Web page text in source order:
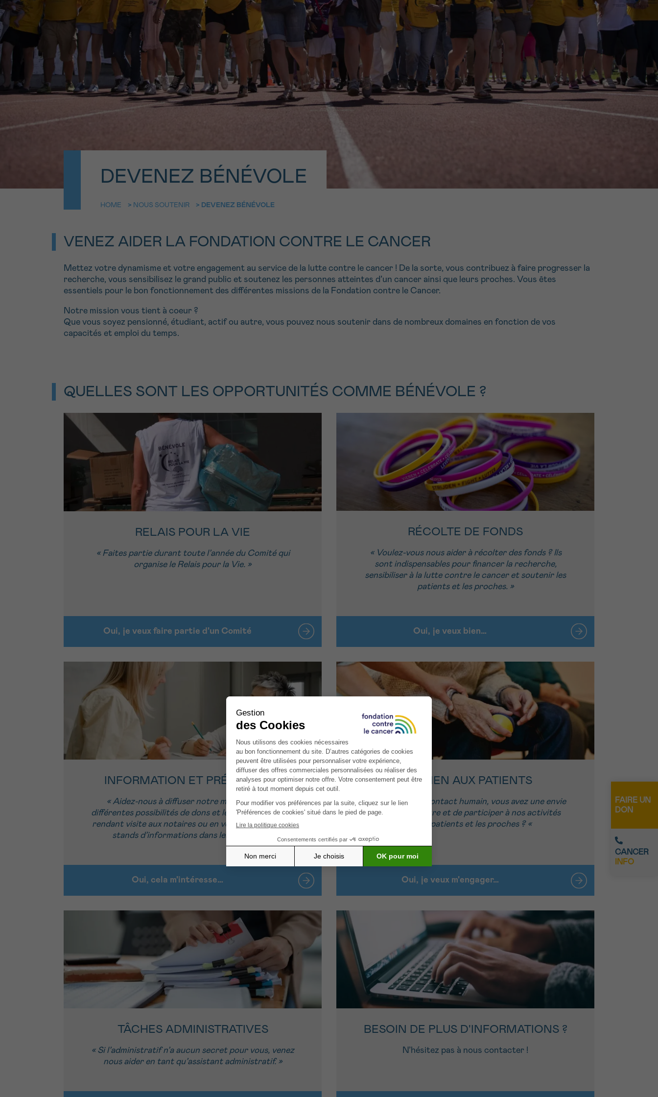
FAIRE UN
DON
CANCER
INFO
DEVENEZ BÉNÉVOLE
HOME > NOUS SOUTENIR > DEVENEZ BÉNÉVOLE
VENEZ AIDER LA FONDATION CONTRE LE CANCER
Mettez votre dynamisme et votre engagement au service de la lutte contre le cancer ! De la sorte, vous contribuez à faire progresser la
recherche, vous sensibilisez le grand public et soutenez les personnes atteintes d’un cancer ainsi que leurs proches. Vous êtes
essentiels pour le bon fonctionnement des différentes missions de la Fondation contre le Cancer.
Notre mission vous tient à coeur ?
Que vous soyez pensionné, étudiant, actif ou autre, vous pouvez nous soutenir dans de nombreux domaines en fonction de vos
capacités et emploi du temps.
QUELLES SONT LES OPPORTUNITÉS COMME BÉNÉVOLE ?
RELAIS POUR LA VIE
« Faites partie durant toute l’année du Comité qui
organise le Relais pour la Vie. »
Oui, je veux faire partie d'un Comité
RÉCOLTE DE FONDS
« Voulez-vous nous aider à récolter des fonds ? Ils
sont indispensables pour financer la recherche,
sensibiliser à la lutte contre le cancer et soutenir les
patients et les proches. »
Oui, je veux bien…
INFORMATION ET PRÉVENTION
« Aidez-nous à diffuser notre message sur les
différentes possibilités de dons et legs, que ce soit en
rendant visite aux notaires ou en vous occupant des
stands d’informations dans les hôpitaux. »
Oui, cela m'intéresse…
SOUTIEN AUX PATIENTS
« Vous aimez le contact humain, vous avez une envie
d’aller vers l’autre et de participer à nos activités
pour les patients et les proches ? «
Oui, je veux m'engager…
TÂCHES ADMINISTRATIVES
« Si l’administratif n’a aucun secret pour vous, venez
nous aider en tant qu’assistant administratif. »
BESOIN DE PLUS D'INFORMATIONS ?
N’hésitez pas à nous contacter !
Contactez-nous
Par téléphone
0800 15 801 lu-ve 9h à 18h
Via le formulaire de
contact
Je souhaite être rappelé.e
En savoir plus sur
Cancerinfo
NOM PRÉNOM
E-MAIL
VOTRE QUESTION
*CHAMP OBLIGATOIRE
9h-11h 13h-16h 16h-18h